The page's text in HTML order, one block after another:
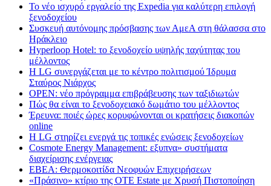
Το νέο ισχυρό εργαλείο της Expedia για καλύτερη επιλογή
ξενοδοχείου
Συσκευή αυτόνομης πρόσβασης των ΑμεΑ στη θάλασσα στο
Ηράκλειο
Hyperloop Hotel: το ξενοδοχείο υψηλής ταχύτητας του
μέλλοντος
Η LG συνεργάζεται με το κέντρο πολιτισμού Ίδρυμα
Σταύρος Νιάρχος
OPEN: νέο πρόγραμμα επιβράβευσης των ταξιδιωτών
Πώς θα είναι το ξενοδοχειακό δωμάτιο του μέλλοντος
Έρευνα: ποιές ώρες κορυφώνονται οι κρατήσεις διακοπών
online
Η LG στηρίζει ενεργά τις τοπικές ενώσεις ξενοδοχείων
Cosmote Energy Management: εξυπνα» συστήματα
διαχείρισης ενέργειας
ΕΒΕΑ: Θερμοκοιτίδα Νεοφυών Επιχειρήσεων
«Πράσινο» κτίριο της OTE Estate με Χρυσή Πιστοποίηση